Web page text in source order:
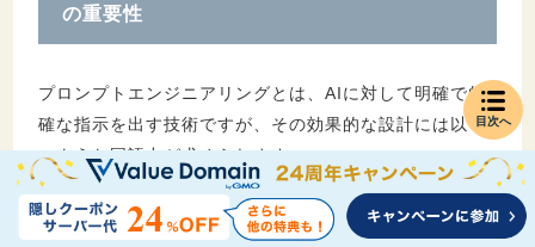
の重要性
プロンプトエンジニアリングとは、AIに対して明確で的
確な指示を出す技術ですが、その効果的な設計には以下
のような国語力が求められます。
これらは今後生成AIがさらに発展しても、基礎として必
要なスキルとなると思います。
目次へ